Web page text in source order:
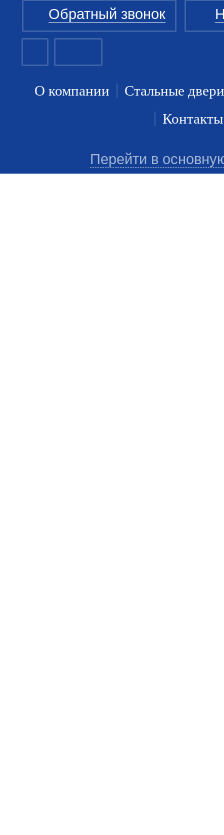
О компании
Стальные двери
Контакты
Обратный звонок
Перейти в